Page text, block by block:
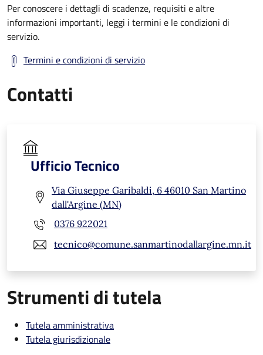
Per conoscere i dettagli di scadenze, requisiti e altre
informazioni importanti, leggi i termini e le condizioni di
servizio.
Termini e condizioni di servizio
Contatti
Ufficio Tecnico
Via Giuseppe Garibaldi, 6 46010 San Martino
dall'Argine (MN)
0376 922021
tecnico@comune.sanmartinodallargine.mn.it
Strumenti di tutela
Tutela amministrativa
Tutela giurisdizionale